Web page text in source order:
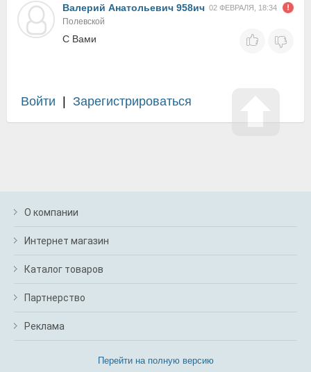
Валерий Анатольевич 958ич 02 ФЕВРАЛЯ, 18:34
Полевской
С Вами
Войти Зарегистрироваться
О компании
Интернет магазин
Каталог товаров
Партнерство
Реклама
Перейти на полную версию